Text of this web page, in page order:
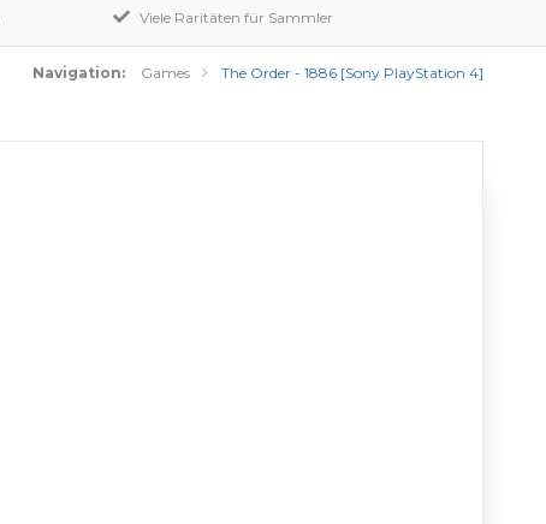
Viele Raritäten für Sammler
Navigation: Games The Order - 1886 [Sony PlayStation 4]